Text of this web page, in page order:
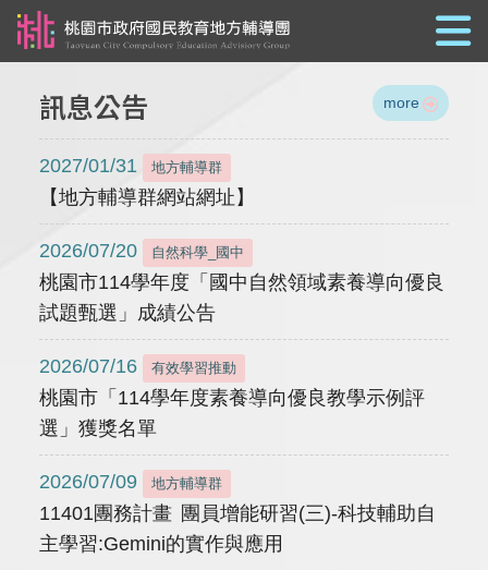
訊息公告 more
2027/01/31 地方輔導群
【地方輔導群網站網址】
2026/07/20 自然科學_國中
桃園市114學年度「國中自然領域素養導向優良
試題甄選」成績公告
2026/07/16 有效學習推動
桃園市「114學年度素養導向優良教學示例評
選」獲獎名單
2026/07/09 地方輔導群
11401團務計畫 團員增能研習(三)-科技輔助自
主學習:Gemini的實作與應用